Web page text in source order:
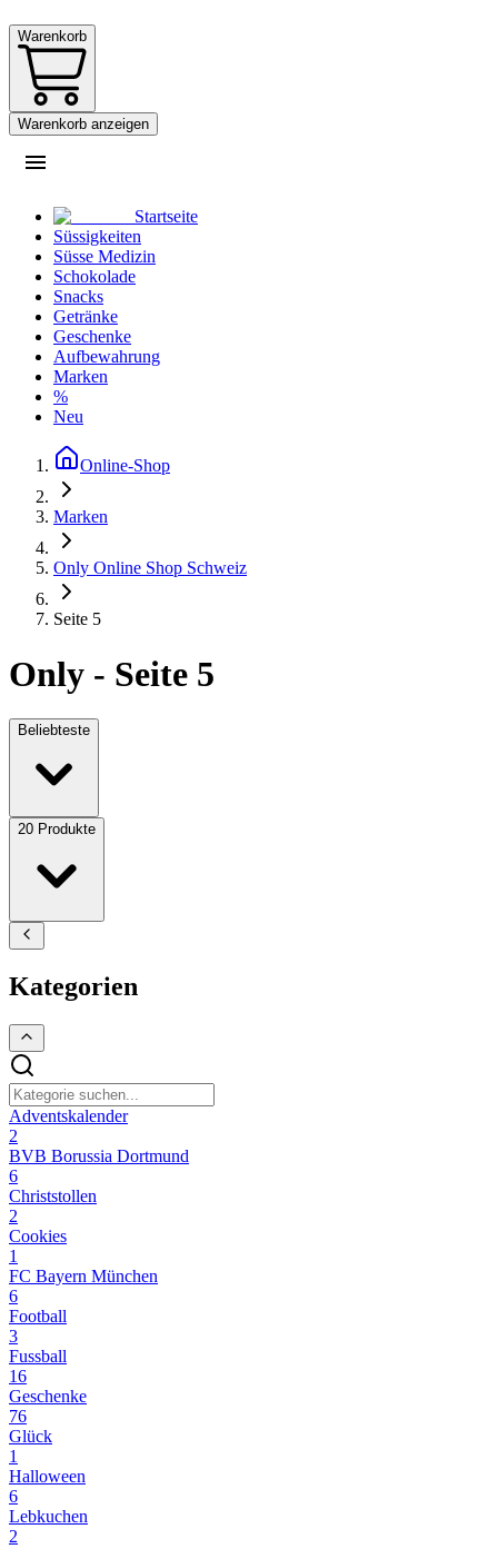
Warenkorb
Warenkorb anzeigen
Startseite
Süssigkeiten
Süsse Medizin
Schokolade
Snacks
Getränke
Geschenke
Aufbewahrung
Marken
%
Neu
Online-Shop
Marken
Only Online Shop Schweiz
Seite 5
Only - Seite 5
Beliebteste
20 Produkte
Kategorien
Adventskalender
2
BVB Borussia Dortmund
6
Christstollen
2
Cookies
1
FC Bayern München
6
Football
3
Fussball
16
Geschenke
76
Glück
1
Halloween
6
Lebkuchen
2